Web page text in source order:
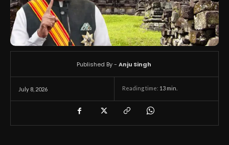
July 8, 2026 Reading time: 13 min.
Published By - Anju Singh